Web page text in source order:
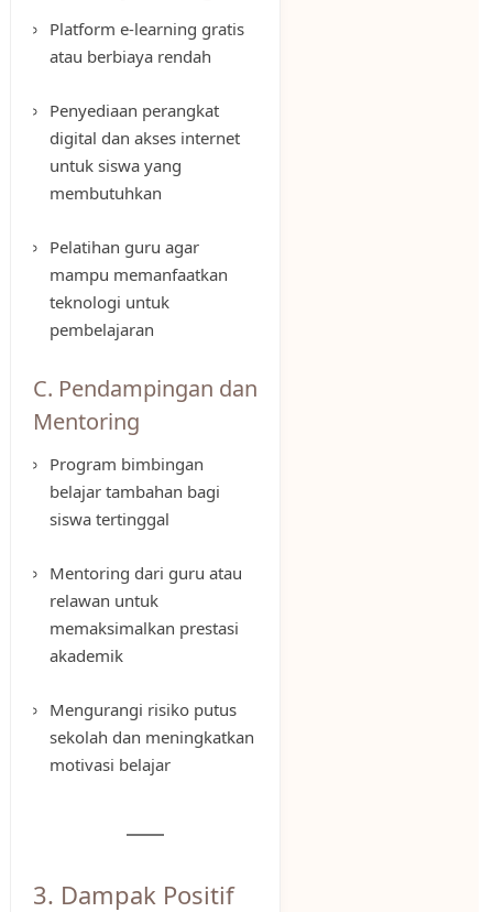
Platform e-learning gratis
atau berbiaya rendah
Penyediaan perangkat
digital dan akses internet
untuk siswa yang
membutuhkan
Pelatihan guru agar
mampu memanfaatkan
teknologi untuk
pembelajaran
C. Pendampingan dan
Mentoring
Program bimbingan
belajar tambahan bagi
siswa tertinggal
Mentoring dari guru atau
relawan untuk
memaksimalkan prestasi
akademik
Mengurangi risiko putus
sekolah dan meningkatkan
motivasi belajar
3. Dampak Positif